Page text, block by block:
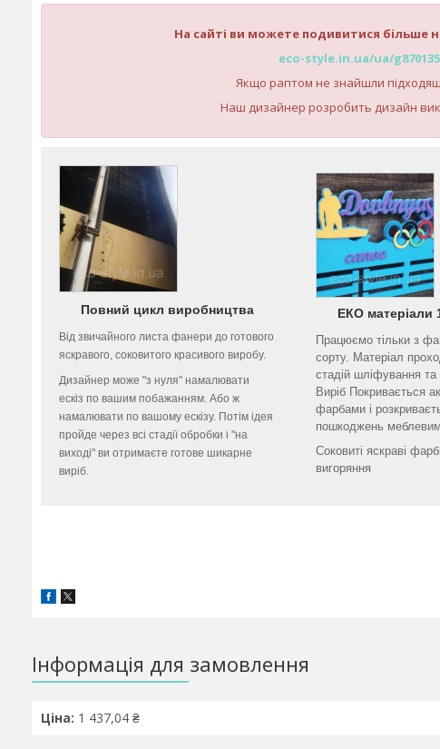
На сайті ви можете подивитися більше
eco-style.in.ua/ua/
Якщо раптом не знайшли
Наш дизайнер розробить дизайн
Повний цикл виробництва
Від звичайного листа фанери до готового
яскравого, соковитого красивого виробу.
Дизайнер може "з нуля" намалювати
ескіз по вашим побажанням. Або ж
намалювати по вашому ескізу. Потім ідея
пройде через всі стадії обробки і "на
виході" ви отримаєте готове шикарне
виріб.
ЕКО матеріали
Працюємо тільки з
сорту. Матеріал
стадій шліфування
Виріб Покривається
фарбами і
пошкоджень
Соковиті яскраві
вигоряння
Інформація для замовлення
Ціна: 1 437,04 ₴